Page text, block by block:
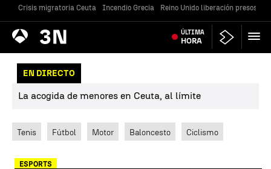
Crisis migratoria Ceuta Incendio Grecia Reino Unido liberación presos
Antena
3 Noticias ÚLTIMA
HORA
EN DIRECTO
La acogida de menores en Ceuta, al límite
Tenis Fútbol Motor Baloncesto Ciclismo
ESPORTS